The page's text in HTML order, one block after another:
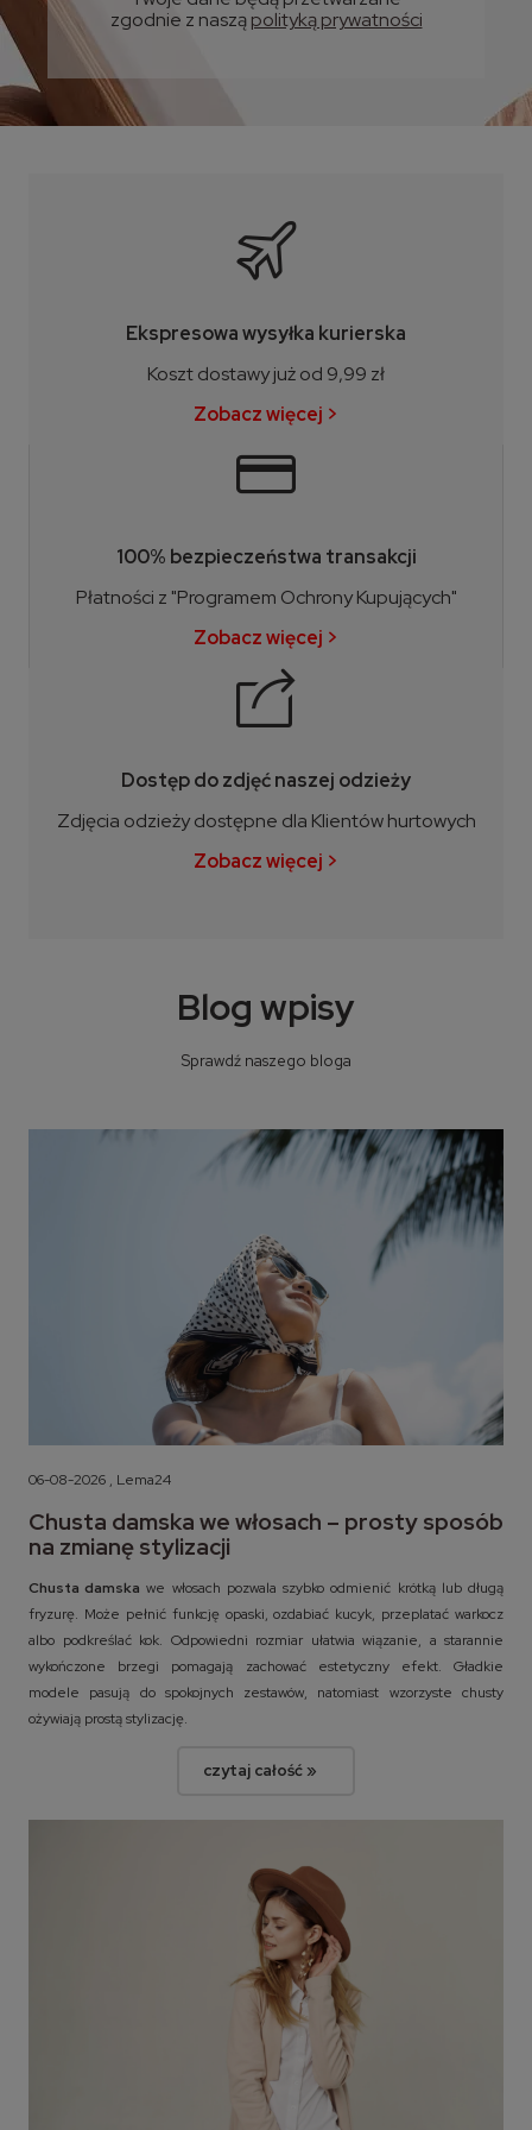
zgodnie z nasząpolityką prywatności
Ekspresowa wysyłka kurierska
Koszt dostawy już od 9,99 zł
Zobacz więcej >
100% bezpieczeństwa transakcji
Płatności z "Programem Ochrony Kupujących"
Zobacz więcej >
Dostęp do zdjęć naszej odzieży
Zdjęcia odzieży dostępne dla Klientów hurtowych
Zobacz więcej >
Blog wpisy
Sprawdź naszego bloga
06-08-2026 , Lema24
Chusta damska we włosach – prosty sposób
na zmianę stylizacji
Chusta damska we włosach pozwala szybko odmienić krótką lub długą
fryzurę. Może pełnić funkcję opaski, ozdabiać kucyk, przeplatać warkocz
albo podkreślać kok. Odpowiedni rozmiar ułatwia wiązanie, a starannie
wykończone brzegi pomagają zachować estetyczny efekt. Gładkie
modele pasują do spokojnych zestawów, natomiast wzorzyste chusty
ożywiają prostą stylizację.
czytaj całość »